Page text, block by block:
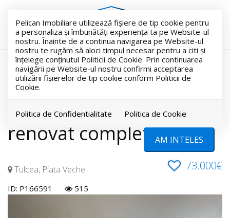
Pelican Imobiliare utilizează fişiere de tip cookie pentru
a personaliza și îmbunătăți experiența ta pe Website-ul
nostru. Înainte de a continua navigarea pe Website-ul
nostru te rugăm să aloci timpul necesar pentru a citi și
înțelege conținutul Politicii de Cookie. Prin continuarea
navigării pe Website-ul nostru confirmi acceptarea
utilizării fişierelor de tip cookie conform Politicii de
Cookie.
Politica de Confidentialitate Politica de Cookie
AM INTELES
Acest anunt este vandut !
Isaccei, 2 camere,
renovat complet
Tulcea, Piata Veche 73.000€
ID: P166591 515
VANDUT